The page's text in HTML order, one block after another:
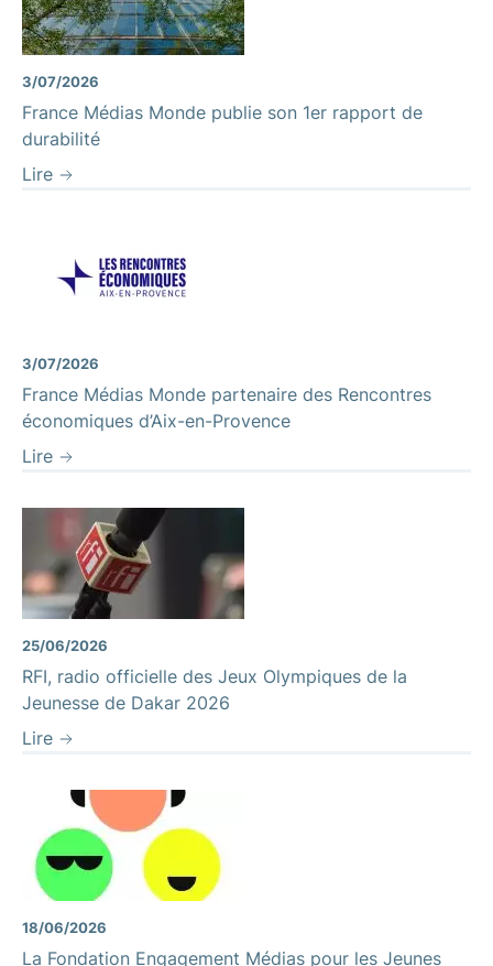
3/07/2026
France Médias Monde publie son 1er rapport de
durabilité
Lire
3/07/2026
France Médias Monde partenaire des Rencontres
économiques d’Aix-en-Provence
Lire
25/06/2026
RFI, radio officielle des Jeux Olympiques de la
Jeunesse de Dakar 2026
Lire
18/06/2026
La Fondation Engagement Médias pour les Jeunes